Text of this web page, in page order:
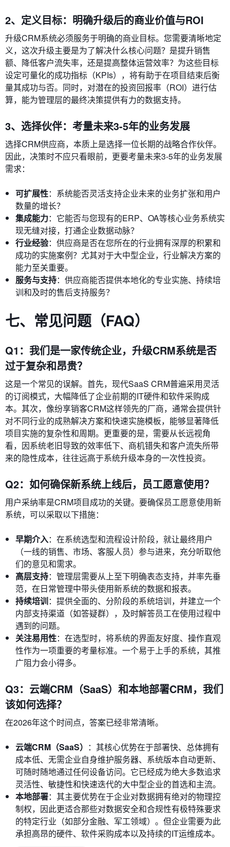
2、定义目标：明确升级后的商业价值与ROI
升级CRM系统必须服务于明确的商业目标。您需要清晰地定
义，这次升级主要是为了解决什么核心问题？是提升销售
额、降低客户流失率，还是提高整体运营效率？为这些目标
设定可量化的成功指标（KPIs），将有助于在项目结束后衡
量其成功与否。同时，对潜在的投资回报率（ROI）进行估
算，能为管理层的最终决策提供有力的数据支持。
3、选择伙伴：考量未来3-5年的业务发展
选择CRM供应商，本质上是选择一位长期的战略合作伙伴。
因此，决策时不应只看眼前，更要考量未来3-5年的业务发展
需求：
可扩展性：系统能否灵活支持企业未来的业务扩张和用户
数量的增长？
集成能力：它能否与您现有的ERP、OA等核心业务系统实
现无缝对接，打通企业数据动脉？
行业经验：供应商是否在您所在的行业拥有深厚的积累和
成功的实施案例？尤其对于大中型企业，行业解决方案的
能力至关重要。
服务与支持：供应商能否提供本地化的专业实施、持续培
训和及时的售后支持服务？
七、常见问题（FAQ）
Q1：我们是一家传统企业，升级CRM系统是否
过于复杂和昂贵？
这是一个常见的误解。首先，现代SaaS CRM普遍采用灵活
的订阅模式，大幅降低了企业前期的IT硬件和软件采购成
本。其次，像纷享销客CRM这样领先的厂商，通常会提供针
对不同行业的成熟解决方案和快速实施模板，能够显著降低
项目实施的复杂性和周期。更重要的是，需要从长远视角
看，因系统老旧导致的效率低下、商机错失和客户流失所带
来的隐性成本，往往远高于系统升级本身的一次性投资。
Q2：如何确保新系统上线后，员工愿意使用？
用户采纳率是CRM项目成功的关键。要确保员工愿意使用新
系统，可以采取以下措施：
早期介入：在系统选型和流程设计阶段，就让最终用户
（一线的销售、市场、客服人员）参与进来，充分听取他
们的意见和需求。
高层支持：管理层需要从上至下明确表态支持，并率先垂
范，在日常管理中带头使用新系统的数据和报表。
持续培训：提供全面的、分阶段的系统培训，并建立一个
内部支持渠道（如答疑群），及时解答员工在使用过程中
遇到的问题。
关注易用性：在选型时，将系统的界面友好度、操作直观
性作为一项重要的考量标准。一个易于上手的系统，其推
广阻力会小得多。
Q3：云端CRM（SaaS）和本地部署CRM，我们
该如何选择？
在2026年这个时间点，答案已经非常清晰。
云端CRM（SaaS） ：其核心优势在于部署快、总体拥有
成本低、无需企业自身维护服务器、系统版本自动更新、
可随时随地通过任何设备访问。它已经成为绝大多数追求
灵活性、敏捷性和快速迭代的大中型企业的首选和主流。
本地部署：其主要优势在于企业对数据拥有绝对的物理控
制权，因此更适合那些对数据安全和合规性有极特殊要求
的特定行业（如部分金融、军工领域）。但企业需要为此
承担高昂的硬件、软件采购成本以及持续的IT运维成本。